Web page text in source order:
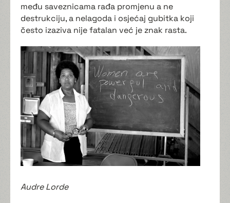
među saveznicama rađa promjenu a ne
destrukciju, a nelagoda i osjećaj gubitka koji
često izaziva nije fatalan već je znak rasta.
Audre Lorde